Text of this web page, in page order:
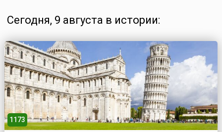
Сегодня, 9 августа в истории:
1173